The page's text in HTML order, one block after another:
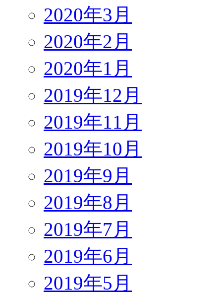
2020年3月
2020年2月
2020年1月
2019年12月
2019年11月
2019年10月
2019年9月
2019年8月
2019年7月
2019年6月
2019年5月